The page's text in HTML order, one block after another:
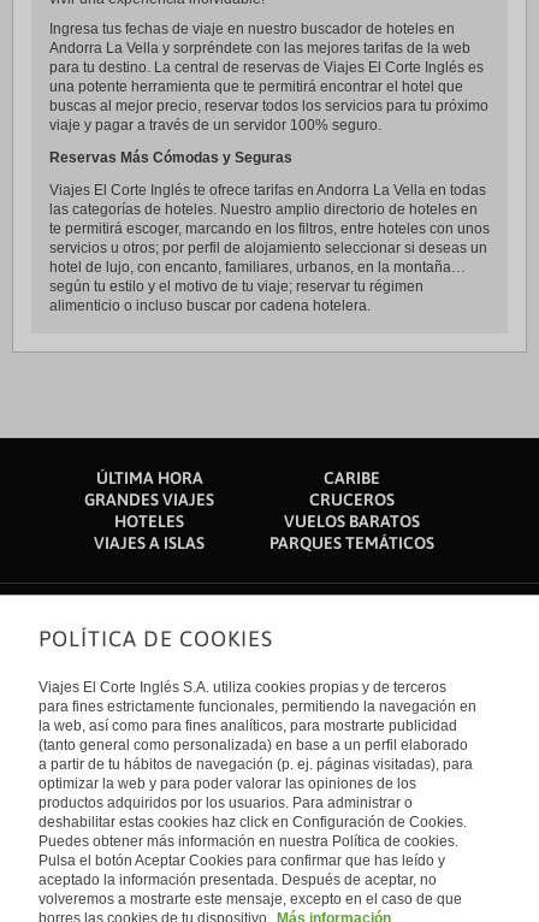
Ingresa tus fechas de viaje en nuestro buscador de hoteles en
Andorra La Vella y sorpréndete con las mejores tarifas de la web
para tu destino. La central de reservas de Viajes El Corte Inglés es
una potente herramienta que te permitirá encontrar el hotel que
buscas al mejor precio, reservar todos los servicios para tu próximo
viaje y pagar a través de un servidor 100% seguro.
Reservas Más Cómodas y Seguras
Viajes El Corte Inglés te ofrece tarifas en Andorra La Vella en todas
las categorías de hoteles. Nuestro amplio directorio de hoteles en
te permitirá escoger, marcando en los filtros, entre hoteles con unos
servicios u otros; por perfil de alojamiento seleccionar si deseas un
hotel de lujo, con encanto, familiares, urbanos, en la montaña…
según tu estilo y el motivo de tu viaje; reservar tu régimen
alimenticio o incluso buscar por cadena hotelera.
ÚLTIMA HORA
CARIBE
GRANDES VIAJES
CRUCEROS
HOTELES
VUELOS BARATOS
VIAJES A ISLAS
PARQUES TEMÁTICOS
Sobre nosotros
Quiénes somos
Financiación
Sostenibilidad
Turismo accesible
Tarjeta El Corte Inglés
Trabaja con nosotros
El Corte Inglés
Canal Ético
Enlaces de interés
Guías de viaje
Catálogos
Auto check-in
Condiciones Generales
Política de privacidad
Política de cookies
Accesibilidad
Empresas/ Grupos
Internacional
España
Visita nuestro blog
POLÍTICA DE COOKIES
Viajes El Corte Inglés S.A. utiliza cookies propias y de terceros
para fines estrictamente funcionales, permitiendo la navegación en
la web, así como para fines analíticos, para mostrarte publicidad
(tanto general como personalizada) en base a un perfil elaborado
a partir de tu hábitos de navegación (p. ej. páginas visitadas), para
optimizar la web y para poder valorar las opiniones de los
productos adquiridos por los usuarios. Para administrar o
deshabilitar estas cookies haz click en Configuración de Cookies.
Puedes obtener más información en nuestra Política de cookies.
Pulsa el botón Aceptar Cookies para confirmar que has leído y
aceptado la información presentada. Después de aceptar, no
volveremos a mostrarte este mensaje, excepto en el caso de que
borres las cookies de tu dispositivo.
Más información